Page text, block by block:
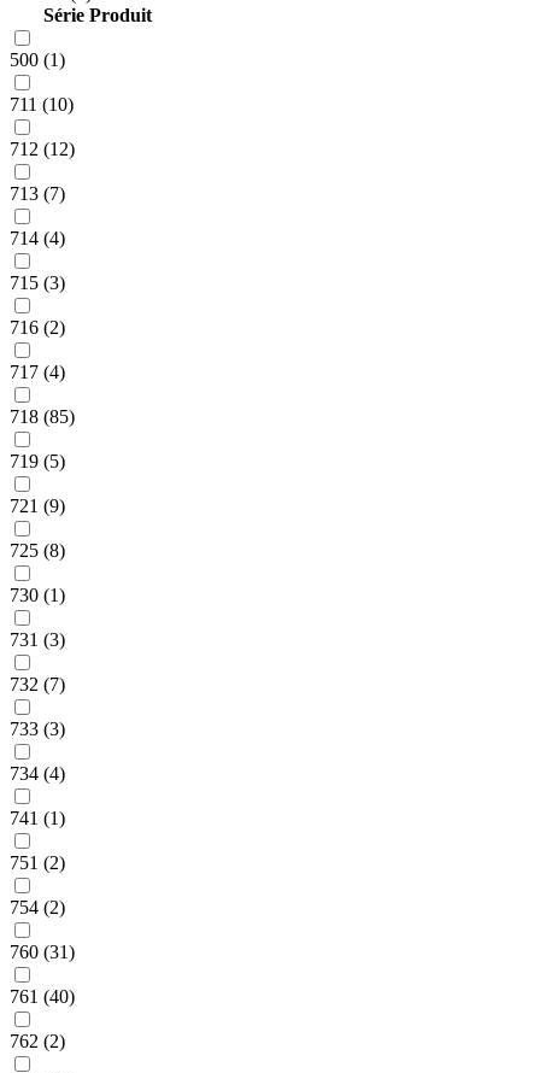
Série Produit
500 (1)
711 (10)
712 (12)
713 (7)
714 (4)
715 (3)
716 (2)
717 (4)
718 (85)
719 (5)
721 (9)
725 (8)
730 (1)
731 (3)
732 (7)
733 (3)
734 (4)
741 (1)
751 (2)
754 (2)
760 (31)
761 (40)
762 (2)